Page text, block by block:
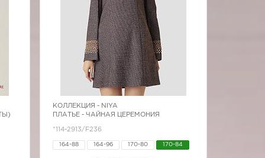
КОЛЛЕКЦИЯ - NIYA
ПЛАТЬЕ - ЧАЙНАЯ ЦЕРЕМОНИЯ
*114-2913/F236
164-88 164-96 170-80 170-84